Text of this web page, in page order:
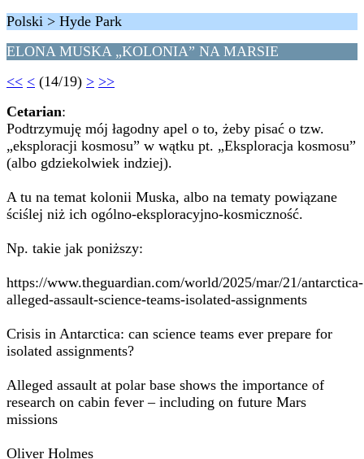
Polski > Hyde Park
ELONA MUSKA „KOLONIA” NA MARSIE
<< < (14/19) > >>
Cetarian:
Podtrzymuję mój łagodny apel o to, żeby pisać o tzw.
„eksploracji kosmosu” w wątku pt. „Eksploracja kosmosu”
(albo gdziekolwiek indziej).
A tu na temat kolonii Muska, albo na tematy powiązane
ściślej niż ich ogólno-eksploracyjno-kosmiczność.
Np. takie jak poniższy:
https://www.theguardian.com/world/2025/mar/21/antarctica-
alleged-assault-science-teams-isolated-assignments
Crisis in Antarctica: can science teams ever prepare for
isolated assignments?
Alleged assault at polar base shows the importance of
research on cabin fever – including on future Mars
missions
Oliver Holmes